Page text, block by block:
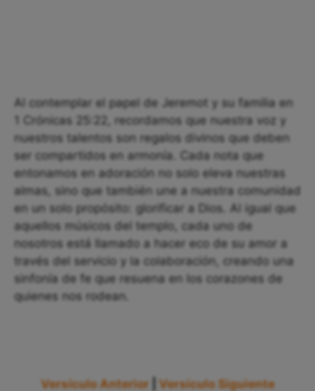
Al contemplar el papel de Jeremot y su familia en
1 Crónicas 25:22, recordamos que nuestra voz y
nuestros talentos son regalos divinos que deben
ser compartidos en armonía. Cada nota que
entonamos en adoración no solo eleva nuestras
almas, sino que también une a nuestra comunidad
en un solo propósito: glorificar a Dios. Al igual que
aquellos músicos del templo, cada uno de
nosotros está llamado a hacer eco de su amor a
través del servicio y la colaboración, creando una
sinfonía de fe que resuena en los corazones de
quienes nos rodean.
Versículo Anterior Versículo Siguiente